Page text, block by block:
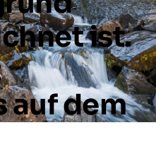
ist.
aufdem